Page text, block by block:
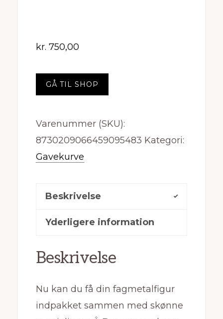
kr. 750,00
GÅ TIL SHOP
Varenummer (SKU):
8730209066459095483 Kategori:
Gavekurve
Beskrivelse
Yderligere information
Beskrivelse
Nu kan du få din fagmetalfigur
indpakket sammen med skønne